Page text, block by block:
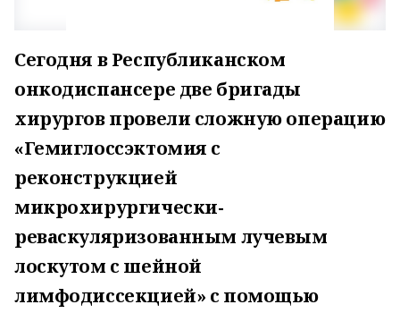
Сегодня в Республиканском
онкодиспансере две бригады
хирургов провели сложную операцию
«Гемиглоссэктомия с
реконструкцией
микрохирургически-
реваскуляризованным лучевым
лоскутом с шейной
лимфодиссекцией» с помощью